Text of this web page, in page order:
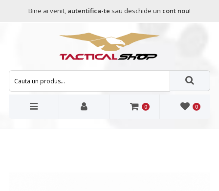
Bine ai venit, autentifica-te sau deschide un cont nou!
0 0